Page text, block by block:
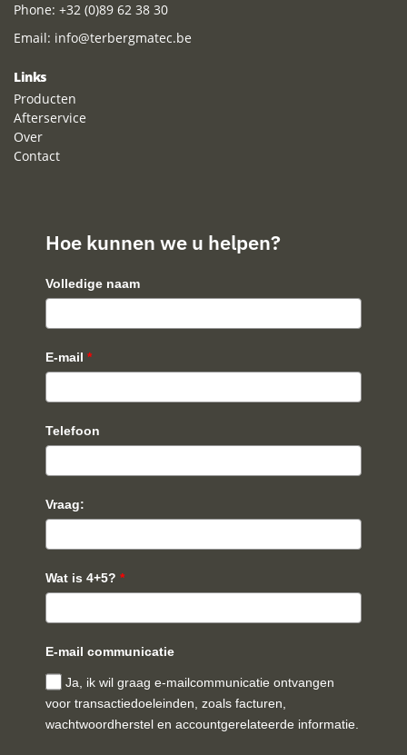
Phone: +32 (0)89 62 38 30
Email: info@terbergmatec.be
Links
Producten
Afterservice
Over
Contact
Hoe kunnen we u helpen?
Volledige naam
E-mail *
Telefoon
Vraag:
Wat is 4+5? *
E-mail communicatie
Ja, ik wil graag e-mailcommunicatie ontvangen
voor transactiedoeleinden, zoals facturen,
wachtwoordherstel en accountgerelateerde informatie.